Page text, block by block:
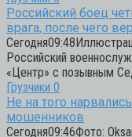
Российский боец
врага, после чего
Российский
«Центр» с позывным
Грузчики 0
Не на того
мошенников
Сегодня09:46Фото: